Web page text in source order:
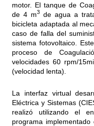
motor. El tanque de
de 4 m3 de agua a
bicicleta adaptada al
caso de falla del
sistema fotovoltaico.
proceso de
velocidades 60 rpm/
(velocidad lenta).
La interfaz virtual
Eléctrica y Sistemas
realizó utilizando el
programa